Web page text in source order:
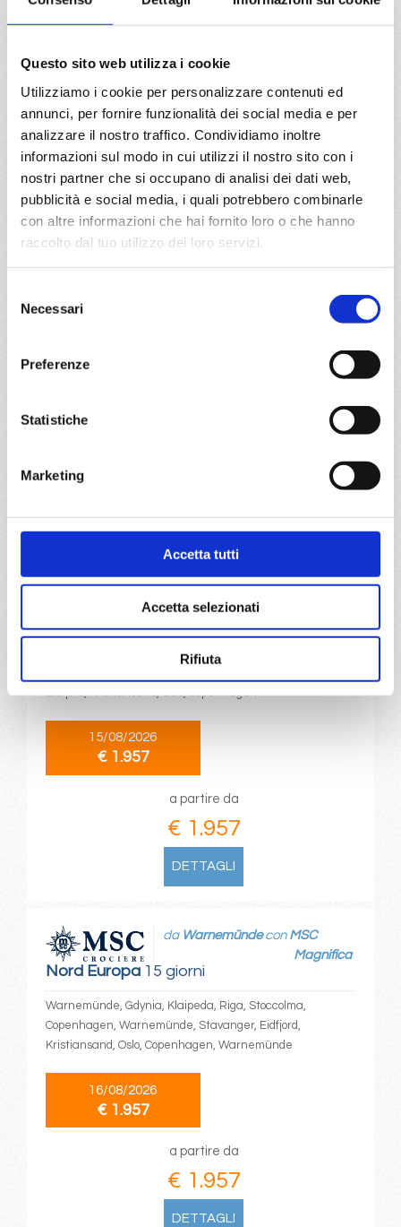
Questo sito web utilizza i cookie
Utilizziamo i cookie per personalizzare contenuti ed
annunci, per fornire funzionalità dei social media e per
analizzare il nostro traffico. Condividiamo inoltre
informazioni sul modo in cui utilizzi il nostro sito con i
nostri partner che si occupano di analisi dei dati web,
pubblicità e social media, i quali potrebbero combinarle
con altre informazioni che hai fornito loro o che hanno
raccolto dal tuo utilizzo dei loro servizi.
delNecessari
Preferenze
Statistiche
Marketing
Accetta tutti
Accetta selezionati
Rifiuta
a partire da
€ 1.947
DETTAGLI
Nord Europa15 giorni
Warnemünde, Gdynia, Klaipeda, Riga, Stoccolma,
daCopenhagenconMSC
Copenhagen, Warnemünde, Gdynia, Klaipeda, Riga,
15/08/2026
€ 1.957
a partire da
€ 1.957
DETTAGLI
Nord Europa15 giorni
da Warnemündecon MSC
Magnifica
Warnemünde, Gdynia, Klaipeda, Riga, Stoccolma,
Copenhagen, Warnemünde, Stavanger, Eidfjord,
Kristiansand, Oslo, Copenhagen, Warnemünde
16/08/2026
€ 1.957
a partire da
€ 1.957
DETTAGLI